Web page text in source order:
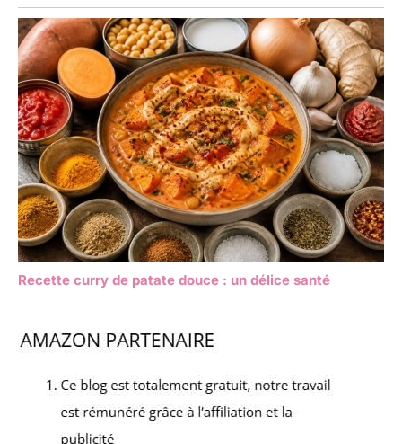
Recette curry de patate douce : un délice santé